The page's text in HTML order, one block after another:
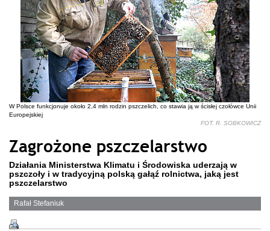
W Polsce funkcjonuje około 2,4 mln rodzin pszczelich, co stawia ją w ścisłej czołówce Unii
Europejskiej
FOT. R. SOBKOWICZ
Zagrożone pszczelarstwo
Działania Ministerstwa Klimatu i Środowiska uderzają w
pszczoły i w tradycyjną polską gałąź rolnictwa, jaką jest
pszczelarstwo
Rafał Stefaniuk